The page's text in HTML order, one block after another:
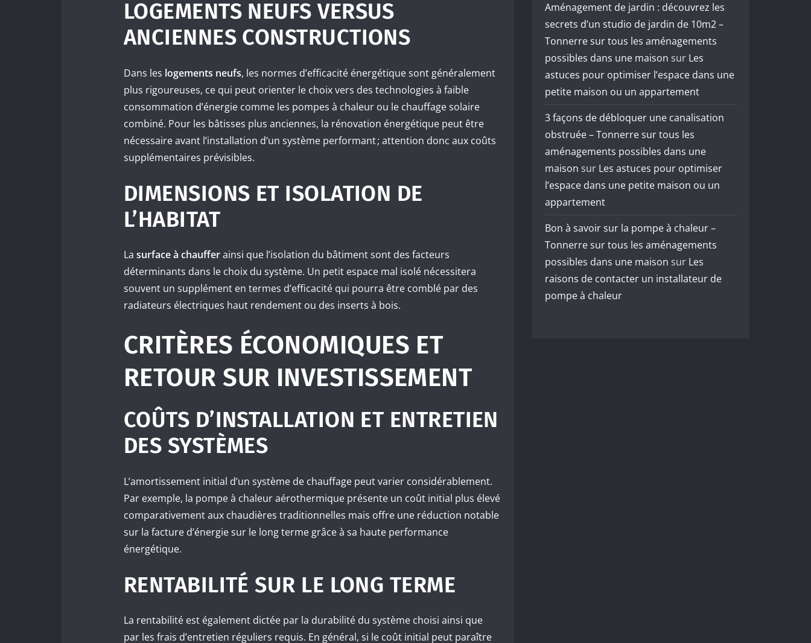
LOGEMENTS NEUFS VERSUS
ANCIENNES CONSTRUCTIONS
Dans les logements neufs, les normes d’efficacité énergétique sont généralement
plus rigoureuses, ce qui peut orienter le choix vers des technologies à faible
consommation d’énergie comme les pompes à chaleur ou le chauffage solaire
combiné. Pour les bâtisses plus anciennes, la rénovation énergétique peut être
nécessaire avant l’installation d’un système performant ; attention donc aux coûts
supplémentaires prévisibles.
DIMENSIONS ET ISOLATION DE
L’HABITAT
La surface à chaufferainsi que l’isolation du bâtiment sont des facteurs
déterminants dans le choix du système. Un petit espace mal isolé nécessitera
souvent un supplément en termes d’efficacité qui pourra être comblé par des
radiateurs électriques haut rendement ou des inserts à bois.
CRITÈRES ÉCONOMIQUES ET
RETOUR SUR INVESTISSEMENT
COÛTS D’INSTALLATION ET ENTRETIEN
DES SYSTÈMES
L’amortissement initial d’un système de chauffage peut varier considérablement.
Par exemple, la pompe à chaleur aérothermique présente un coût initial plus élevé
comparativement aux chaudières traditionnelles mais offre une réduction notable
sur la facture d’énergie sur le long terme grâce à sa haute performance
énergétique.
RENTABILITÉ SUR LE LONG TERME
La rentabilité est également dictée par la durabilité du système choisi ainsi que
par les frais d’entretien réguliers requis. En général, si le coût initial peut paraître
Aménagement de jardin : découvrez les
secrets d’un studio de jardin de 10m2 –
Tonnerre sur tous les aménagements
possibles dans une maison sur Les
astuces pour optimiser l’espace dans une
petite maison ou un appartement
3 façons de débloquer une canalisation
obstruée – Tonnerre sur tous les
aménagements possibles dans une
maison sur Les astuces pour optimiser
l’espace dans une petite maison ou un
appartement
Bon à savoir sur la pompe à chaleur –
Tonnerre sur tous les aménagements
possibles dans une maison sur Les
raisons de contacter un installateur de
pompe à chaleur